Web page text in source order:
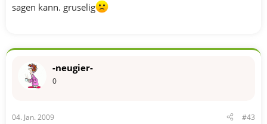
sagen kann. gruselig
-neugier-
0
04. Jan. 2009 #43